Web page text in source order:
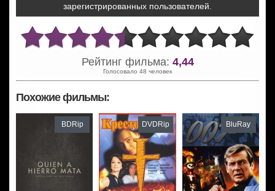
зарегистрированных пользователей.
Рейтинг фильма: 4,44
Голосовало 48 человек
Похожие фильмы:
BDRip DVDRip BluRay